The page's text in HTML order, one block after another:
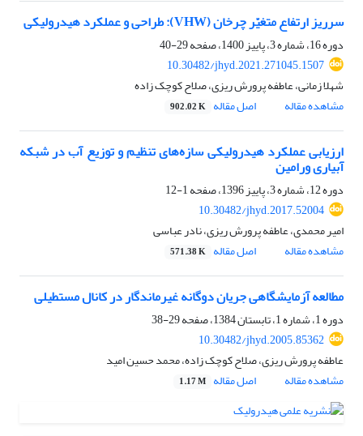
سرریز ارتفاع متغیّر چرخان (VHW): طراحی و عملکرد هیدرولیکی
دوره 16، شماره 3، پاییز 1400، صفحه
29-40
10.30482/jhyd.2021.271045.1507
شهلا زمانی، عاطفه پرورش ریزی، صلاح کوچک زاده
مشاهده مقاله
اصل مقاله 902.02 K
ارزیابی عملکرد هیدرولیکی سازه‌های تنظیم و توزیع آب در شبکه
آبیاری ورامین
دوره 12، شماره 3، پاییز 1396، صفحه
1-12
10.30482/jhyd.2017.52004
امیر محمدی، عاطفه پرورش ریزی، نادر عباسی
مشاهده مقاله
اصل مقاله 571.38 K
مطالعه آزمایشگاهی جریان دوگانه غیرماندگار در کانال مستطیلی
دوره 1، شماره 1، تابستان 1384، صفحه
29-38
10.30482/jhyd.2005.85362
عاطفه پرورش ریزی، صلاح کوچک زاده، محمد حسین امید
مشاهده مقاله
اصل مقاله 1.17 M